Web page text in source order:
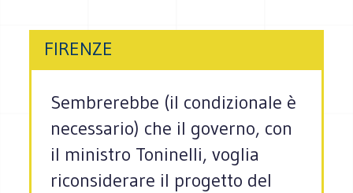
FIRENZE
Sembrerebbe (il condizionale è
necessario) che il governo, con
il ministro Toninelli, voglia
riconsiderare il progetto del